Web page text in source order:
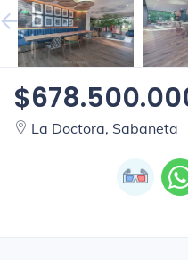
La Doctora, Sabaneta